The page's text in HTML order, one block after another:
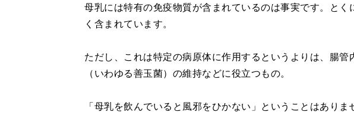
母乳には特有の免疫物質が含まれているのは事実です。とく
く含まれています。
ただし、これは特定の病原体に作用するというよりは、腸
（いわゆる善玉菌）の維持などに役立つもの。
「母乳を飲んでいると風邪をひかない」ということはあり